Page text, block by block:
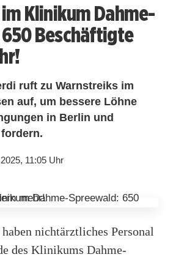
Klinikum Dahme-
Beschäftigte
ruft zu Warnstreiks im
auf, um bessere Löhne
in Berlin und
11:05 Uhr
nichtärztliches Personal
des Klinikums Dahme-